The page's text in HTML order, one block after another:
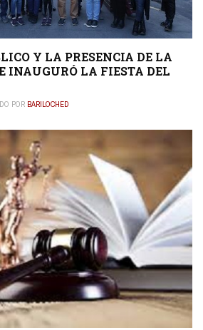
Y LA PRESENCIA DE LA
INAUGURÓ LA FIESTA DEL
POR BARILOCHED